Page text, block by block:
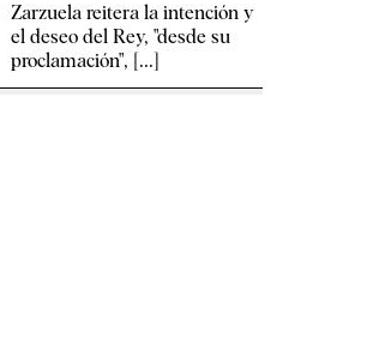
Zarzuela reitera la intención y
el deseo del Rey, "desde su
proclamación", [...]